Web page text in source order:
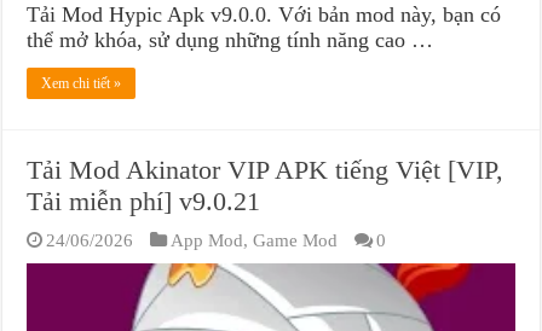
Tải Mod Hypic Apk v9.0.0. Với bản mod này, bạn có
thể mở khóa, sử dụng những tính năng cao …
Xem chi tiết »
Tải Mod Akinator VIP APK tiếng Việt [VIP,
Tải miễn phí] v9.0.21
24/06/2026 App Mod,Game Mod 0